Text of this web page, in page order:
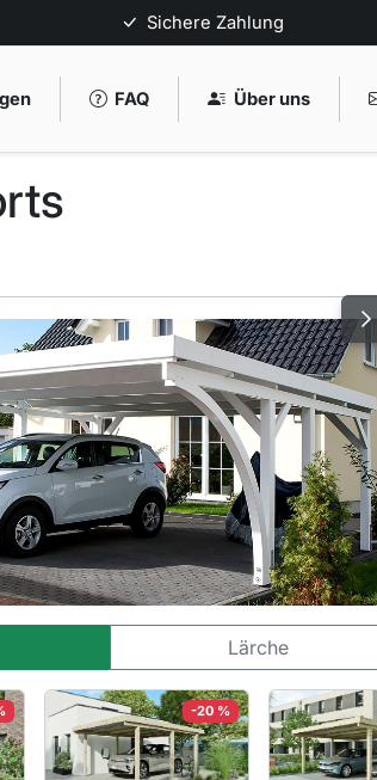
Sichere Zahlung
FAQ Über uns
Lärche
-20 %